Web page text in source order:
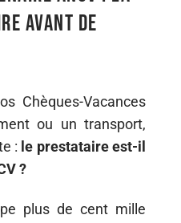
avant de
Chèques-Vacances
ou un transport,
: le prestataire est-il
?
plus de cent mille